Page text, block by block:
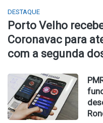
DESTAQUE
Porto Velho
Coronavac para
com a segunda